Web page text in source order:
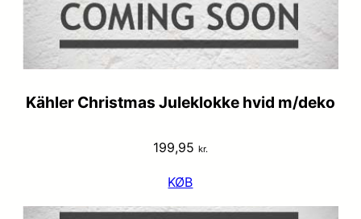
Kähler Christmas Juleklokke hvid m/deko
199,95 kr.
KØB